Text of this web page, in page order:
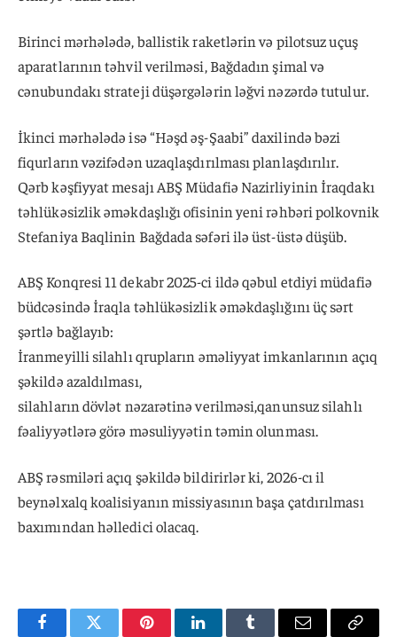
Birinci mərhələdə, ballistik raketlərin və pilotsuz uçuş
aparatlarının təhvil verilməsi, Bağdadın şimal və
cənubundakı strateji düşərgələrin ləğvi nəzərdə tutulur.
İkinci mərhələdə isə “Həşd əş-Şaabi” daxilində bəzi
fiqurların vəzifədən uzaqlaşdırılması planlaşdırılır.
Qərb kəşfiyyat mesajı ABŞ Müdafiə Nazirliyinin İraqdakı
təhlükəsizlik əməkdaşlığı ofisinin yeni rəhbəri polkovnik
Stefaniya Baqlinin Bağdada səfəri ilə üst-üstə düşüb.
ABŞ Konqresi 11 dekabr 2025-ci ildə qəbul etdiyi müdafiə
büdcəsində İraqla təhlükəsizlik əməkdaşlığını üç sərt
şərtlə bağlayıb:
İranmeyilli silahlı qrupların əməliyyat imkanlarının açıq
şəkildə azaldılması,
silahların dövlət nəzarətinə verilməsi,qanunsuz silahlı
fəaliyyətlərə görə məsuliyyətin təmin olunması.
ABŞ rəsmiləri açıq şəkildə bildirirlər ki, 2026-cı il
beynəlxalq koalisiyanın missiyasının başa çatdırılması
baxımından həlledici olacaq.